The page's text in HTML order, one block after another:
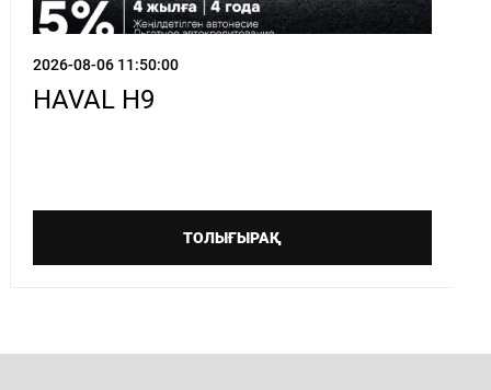
2026-08-06 11:50:00
HAVAL H9
ТОЛЫҒЫРАҚ